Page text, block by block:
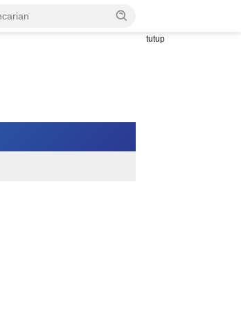
tutup